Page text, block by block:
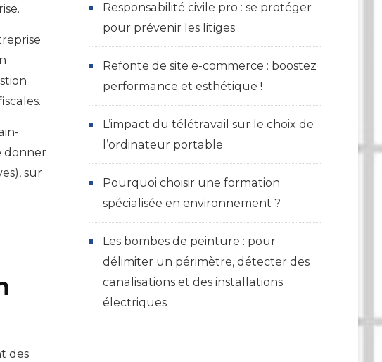
donner
sur
des
Responsabilité civile pro : se protéger
pour prévenir les litiges
Refonte de site e-commerce : boostez
performance et esthétique !
L’impact du télétravail sur le choix de
l’ordinateur portable
Pourquoi choisir une formation
spécialisée en environnement ?
Les bombes de peinture : pour
délimiter un périmètre, détecter des
canalisations et des installations
électriques